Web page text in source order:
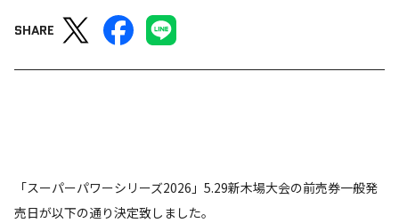
SHARE
「スーパーパワーシリーズ2026」5.29新木場大会の前売券一般発
売日が以下の通り決定致しました。